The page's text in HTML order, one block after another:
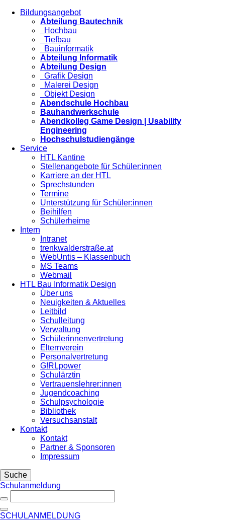
Bildungsangebot
Abteilung Bautechnik
Hochbau
Tiefbau
Bauinformatik
Abteilung Informatik
Abteilung Design
Grafik Design
Malerei Design
Objekt Design
Abendschule Hochbau
Bauhandwerkschule
Abendkolleg Game Design | Usability
Engineering
Hochschulstudiengänge
Service
HTL Kantine
Stellenangebote für Schüler:innen
Karriere an der HTL
Sprechstunden
Termine
Unterstützung für Schüler:innen
Beihilfen
Schülerheime
Intern
Intranet
trenkwalderstraße.at
WebUntis – Klassenbuch
MS Teams
Webmail
HTL Bau Informatik Design
Über uns
Neuigkeiten & Aktuelles
Leitbild
Schulleitung
Verwaltung
Schülerinnenvertretung
Elternverein
Personalvertretung
G!RLpower
Schulärztin
Vertrauenslehrer:innen
Jugendcoaching
Schulpsychologie
Bibliothek
Versuchsanstalt
Kontakt
Kontakt
Partner & Sponsoren
Impressum
Suche
Schulanmeldung
SCHULANMELDUNG